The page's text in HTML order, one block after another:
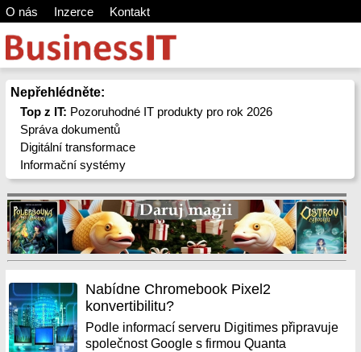
O nás Inzerce Kontakt
Nepřehlédněte:
Top z IT: Pozoruhodné IT produkty pro rok 2026
Správa dokumentů
Digitální transformace
Informační systémy
Nabídne Chromebook Pixel2
konvertibilitu?
Podle informací serveru Digitimes připravuje
společnost Google s firmou Quanta